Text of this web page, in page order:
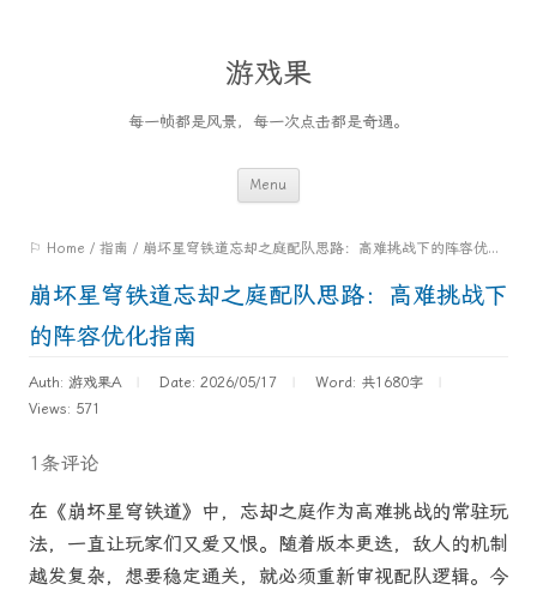
游戏果
每一帧都是风景，每一次点击都是奇遇。
Menu
content
⚐ Home / 指南 / 崩坏星穹铁道忘却之庭配队思路：高难挑战下的阵容优化指南
崩坏星穹铁道忘却之庭配队思路：高难挑战下
的阵容优化指南
Auth: 游戏果A Date: 2026/05/17 Word: 共1680字
Views: 571
1条评论
在《崩坏星穹铁道》中，忘却之庭作为高难挑战的常驻玩
法，一直让玩家们又爱又恨。随着版本更迭，敌人的机制
越发复杂，想要稳定通关，就必须重新审视配队逻辑。今